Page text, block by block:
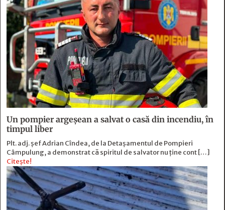
Un pompier argeșean a salvat o casă din incendiu, în
timpul liber
Plt. adj. șef Adrian Cîndea, de la Detașamentul de Pompieri
Câmpulung, a demonstrat că spiritul de salvator nu ține cont […]
Citește!